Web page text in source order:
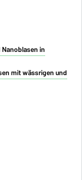
in
mit wässrigen und